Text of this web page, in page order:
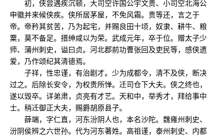
初，侠尝遇疾沉顿，大司空许国公宇文贵、小司空北海公
申徽并来候侠疾。侠所居茅屋，不免风霜。贵等还，言之于
帝。帝矜其贫苦，乃为起宅，并赐良田十顷，奴隶、耕牛、粮
粟，莫不备足。搢绅咸以为荣。武成元年，卒于位。赠太子少
师、蒲州刺史，谥曰贞。河北郡前功曹张回及吏民等，感侠遗
爱，乃作颂纪其清德焉。
子祥，性忠谨，有治剧才。少为成都令，清不及侠，断决
过之。后除长安令，为权贵所惮。迁司仓下大夫。侠之终也，
遂以毁卒。详弟肃，贞亮有才艺。天和中，举秀才，拜给事中
士。稍迁御正大夫，赐爵胡原县子。
薛端，字仁直，河东汾阴人也，本名沙陀。魏雍州刺史、
汾阴侯辨之六世孙。代为河东著姓。高祖谨，泰州刺史、内都